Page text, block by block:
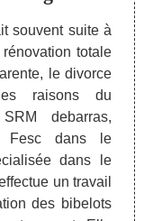
souvent suite à
totale
le divorce
raisons du
SRM debarras,
Fesc dans le
dans le
un travail
des bibelots
une
la